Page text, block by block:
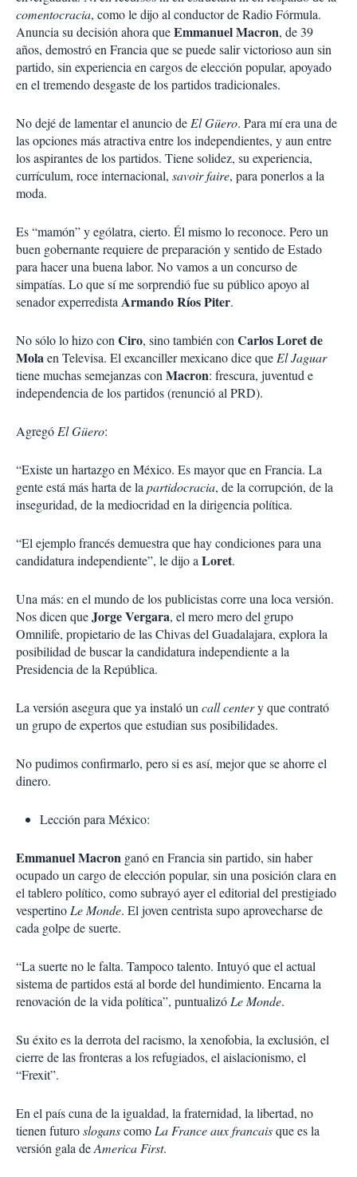
comentocracia, como le dijo al conductor de Radio Fórmula.
Anuncia su decisión ahora queEmmanuel Macron, de 39
años, demostró en Francia que se puede salir victorioso aun sin
partido, sin experiencia en cargos de elección popular, apoyado
en el tremendo desgaste de los partidos tradicionales.
No dejé de lamentar el anuncio de El Güero. Para mí era una de
las opciones más atractiva entre los independientes, y aun entre
los aspirantes de los partidos. Tiene solidez, su experiencia,
currículum, roce internacional, savoir faire, para ponerlos a la
moda.
Es “mamón” y ególatra, cierto. Él mismo lo reconoce. Pero un
buen gobernante requiere de preparación y sentido de Estado
para hacer una buena labor. No vamos a un concurso de
simpatías. Lo que sí me sorprendió fue su público apoyo al
senador experredista Armando Ríos Piter.
No sólo lo hizo con Ciro, sino también con Carlos Loret de
Molaen Televisa. El excanciller mexicano dice que El Jaguar
tiene muchas semejanzas con Macron: frescura, juventud e
independencia de los partidos (renunció al PRD).
Agregó El Güero:
“Existe un hartazgo en México. Es mayor que en Francia. La
gente está más harta de la partidocracia, de la corrupción, de la
inseguridad, de la mediocridad en la dirigencia política.
“El ejemplo francés demuestra que hay condiciones para una
candidatura independiente”, le dijo a Loret.
Una más: en el mundo de los publicistas corre una loca versión.
Nos dicen queJorge Vergara, el mero mero del grupo
Omnilife, propietario de las Chivas del Guadalajara, explora la
posibilidad de buscar la candidatura independiente a la
Presidencia de la República.
La versión asegura que ya instaló un call centery que contrató
un grupo de expertos que estudian sus posibilidades.
No pudimos confirmarlo, pero si es así, mejor que se ahorre el
dinero.
Lección para México:
Emmanuel Macron ganó en Francia sin partido, sin haber
ocupado un cargo de elección popular, sin una posición clara en
el tablero político, como subrayó ayer el editorial del prestigiado
vespertino Le Monde. El joven centrista supo aprovecharse de
cada golpe de suerte.
“La suerte no le falta. Tampoco talento. Intuyó que el actual
sistema de partidos está al borde del hundimiento. Encarna la
renovación de la vida política”, puntualizó Le Monde.
Su éxito es la derrota del racismo, la xenofobia, la exclusión, el
cierre de las fronteras a los refugiados, el aislacionismo, el
“Frexit”.
En el país cuna de la igualdad, la fraternidad, la libertad, no
tienen futurosloganscomo La France aux francaisque es la
versión gala deAmerica First.